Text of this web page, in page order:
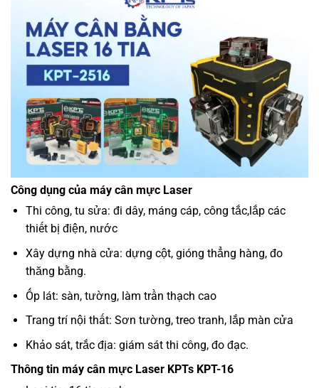
Công dụng của máy cân mực Laser
Thi công, tu sửa: đi dây, máng cáp, công tắc,lắp các
thiết bị điện, nước
Xây dựng nhà cửa: dựng cột, gióng thẳng hàng, đo
thăng bằng.
Ốp lát: sàn, tường, làm trần thạch cao
Trang trí nội thất: Sơn tường, treo tranh, lắp màn cửa
Khảo sát, trắc địa: giám sát thi công, đo đạc.
Thông tin máy cân mực Laser KPTs KPT-16